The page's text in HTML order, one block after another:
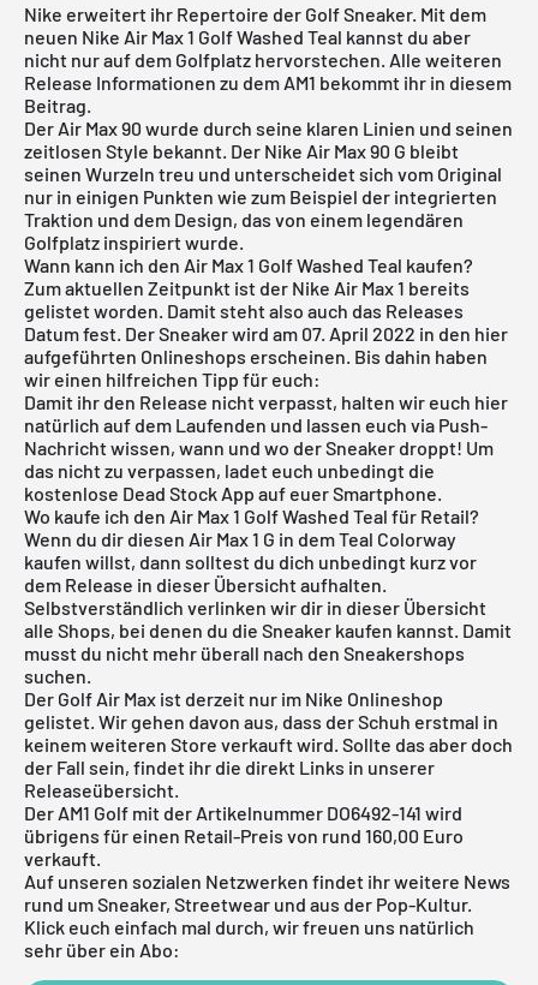
Nike erweitert ihr Repertoire der Golf Sneaker. Mit dem
neuen Nike Air Max 1 Golf Washed Teal kannst du aber
nicht nur auf dem Golfplatz hervorstechen. Alle weiteren
Release Informationen zu dem AM1 bekommt ihr in diesem
Beitrag.
Der Air Max 90 wurde durch seine klaren Linien und seinen
zeitlosen Style bekannt. Der Nike Air Max 90 G bleibt
seinen Wurzeln treu und unterscheidet sich vom Original
nur in einigen Punkten wie zum Beispiel der integrierten
Traktion und dem Design, das von einem legendären
Golfplatz inspiriert wurde.
Wann kann ich den Air Max 1 Golf Washed Teal kaufen?
Zum aktuellen Zeitpunkt ist der Nike Air Max 1 bereits
gelistet worden. Damit steht also auch das Releases
Datum fest. Der Sneaker wird am 07. April 2022 in den hier
aufgeführten Onlineshops erscheinen. Bis dahin haben
wir einen hilfreichen Tipp für euch:
Damit ihr den Release nicht verpasst, halten wir euch hier
natürlich auf dem Laufenden und lassen euch via Push-
Nachricht wissen, wann und wo der Sneaker droppt! Um
das nicht zu verpassen, ladet euch unbedingt die
kostenlose Dead Stock App auf euer Smartphone.
Wo kaufe ich den Air Max 1 Golf Washed Teal für Retail?
Wenn du dir diesen Air Max 1 G in dem Teal Colorway
kaufen willst, dann solltest du dich unbedingt kurz vor
dem Release in dieser Übersicht aufhalten.
Selbstverständlich verlinken wir dir in dieser Übersicht
alle Shops, bei denen du die Sneaker kaufen kannst. Damit
musst du nicht mehr überall nach den Sneakershops
suchen.
Der Golf Air Max ist derzeit nur im Nike Onlineshop
gelistet. Wir gehen davon aus, dass der Schuh erstmal in
keinem weiteren Store verkauft wird. Sollte das aber doch
der Fall sein, findet ihr die direkt Links in unserer
Releaseübersicht.
Der AM1 Golf mit der Artikelnummer DO6492-141 wird
übrigens für einen Retail-Preis von rund 160,00 Euro
verkauft.
Auf unseren sozialen Netzwerken findet ihr weitere News
rund um Sneaker, Streetwear und aus der Pop-Kultur.
Klick euch einfach mal durch, wir freuen uns natürlich
sehr über ein Abo: